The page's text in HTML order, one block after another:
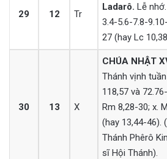
29 12 Tr
Ladarô. Lễ
3.4-5.6-7.8-
27 (hay Lc
30 13 X
CHÚA NHẬT
Thánh vịnh
118,57 và
Rm 8,28-30; x.
(hay 13,44-46).
Thánh Phêrô
sĩ Hội Thánh).